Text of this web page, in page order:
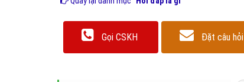
Gọi CSKH Đặt câu hỏi